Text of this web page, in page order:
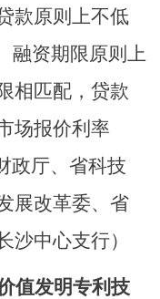
款原则上不低
融资期限原则上
相匹配，贷款
场报价利率
政厅、省科技
展改革委、省
沙中心支行）
值发明专利技